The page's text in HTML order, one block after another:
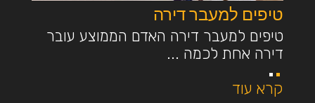
טיפים למעבר דירה
טיפים למעבר דירה האדם הממוצע עובר
דירה אחת לכמה ...
קרא עוד